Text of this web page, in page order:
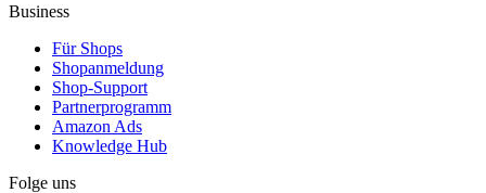
Business
Für Shops
Shopanmeldung
Shop-Support
Partnerprogramm
Amazon Ads
Knowledge Hub
Folge uns